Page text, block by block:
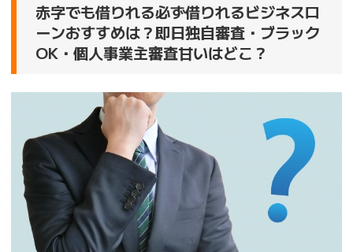
赤字でも借りれる必ず借りれるビジネスロ
ーンおすすめは？即日独自審査・ブラック
OK・個人事業主審査甘いはどこ？